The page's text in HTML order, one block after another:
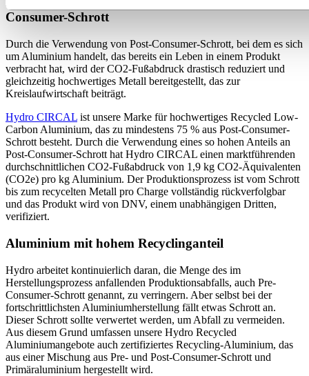
Consumer-Schrott
Durch die Verwendung von Post-Consumer-Schrott, bei dem es sich
um Aluminium handelt, das bereits ein Leben in einem Produkt
verbracht hat, wird der CO2-Fußabdruck drastisch reduziert und
gleichzeitig hochwertiges Metall bereitgestellt, das zur
Kreislaufwirtschaft beiträgt.
Hydro CIRCAL ist unsere Marke für hochwertiges Recycled Low-
Carbon Aluminium, das zu mindestens 75 % aus Post-Consumer-
Schrott besteht. Durch die Verwendung eines so hohen Anteils an
Post-Consumer-Schrott hat Hydro CIRCAL einen marktführenden
durchschnittlichen CO2-Fußabdruck von 1,9 kg CO2-Äquivalenten
(CO2e) pro kg Aluminium. Der Produktionsprozess ist vom Schrott
bis zum recycelten Metall pro Charge vollständig rückverfolgbar
und das Produkt wird von DNV, einem unabhängigen Dritten,
verifiziert.
Aluminium mit hohem Recyclinganteil
Hydro arbeitet kontinuierlich daran, die Menge des im
Herstellungsprozess anfallenden Produktionsabfalls, auch Pre-
Consumer-Schrott genannt, zu verringern. Aber selbst bei der
fortschrittlichsten Aluminiumherstellung fällt etwas Schrott an.
Dieser Schrott sollte verwertet werden, um Abfall zu vermeiden.
Aus diesem Grund umfassen unsere Hydro Recycled
Aluminiumangebote auch zertifiziertes Recycling-Aluminium, das
aus einer Mischung aus Pre- und Post-Consumer-Schrott und
Primäraluminium hergestellt wird.